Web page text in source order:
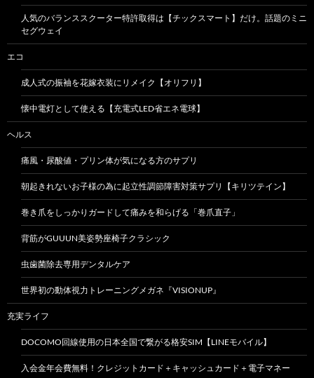
人気のバランススクーター特許取得は【チックスマート】だけ。話題のミニ
セグウェイ
エコ
成人式の振袖を花嫁衣装にリメイク【オリフリ】
懐中電灯として使える【充電式LED省エネ電球】
ヘルス
痛風・尿酸値・プリン体が気になる方のサプリ
朝起きれないお子様の為に起立性調節障害対策サプリ【キリツテイン】
巻き爪をしっかりガードして痛みを和らげる「巻爪直子」
背筋がGUUUN美姿勢座椅子クラシック
虫歯菌除去専用デンタルケア
世界初の動体視力トレーニングメガネ『VISIONUP』
充実ライフ
DOCOMO回線使用の日本全国で繋がる格安SIM【LINEモバイル】
入会金年会費無料！クレジットカード＋キャッシュカード＋電子マネー